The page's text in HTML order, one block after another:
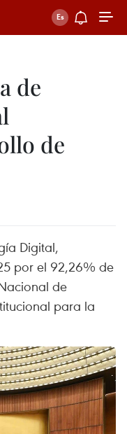
de
de
Digital,
por el 92,26% de
de
para la